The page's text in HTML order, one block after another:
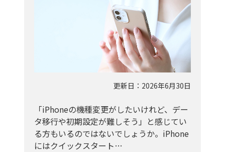
更新日：2026年6月30日
「iPhoneの機種変更がしたいけれど、デー
タ移行や初期設定が難しそう」と感じてい
る方もいるのではないでしょうか。iPhone
にはクイックスタート…